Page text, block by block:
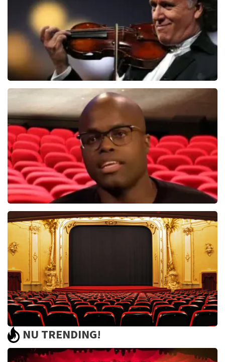
BEKIJKEN
Andre Rieu
5606+
BEKIJKEN
Jandino Asporaat
BEKIJKEN
Saturday Night Fever
60reviews
NU TRENDING!